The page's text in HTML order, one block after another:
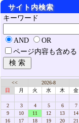
サイト内検索
キーワード
AND
OR
ページ内容も含める
<< 2026-8
日
月 火 水 木 金
2
3 4 5 6 7
9
10 11 12 13 14
16
17 18 19 20 21